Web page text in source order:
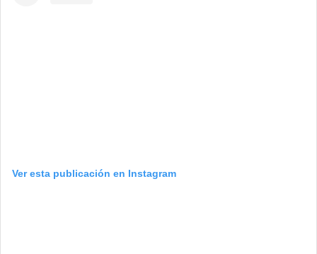
Ver esta publicación en Instagram